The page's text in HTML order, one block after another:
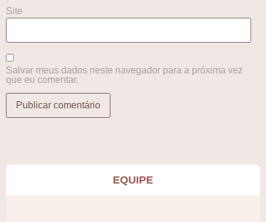
Site
Salvar meus dados neste navegador para a próxima vez
que eu comentar.
EQUIPE